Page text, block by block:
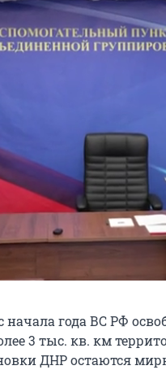
начала года ВС РФ
3 тыс. кв. км
ДНР остаются